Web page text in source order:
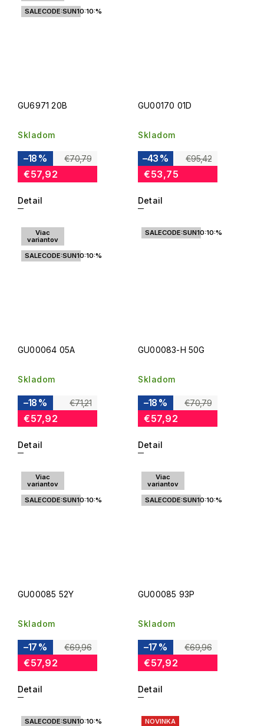
SALECODE:SUN10:10:%
GU6971 20B
Skladom
€70,79
–18 %
€57,92
Detail
GU00170 01D
Skladom
€95,42
–43 %
€53,75
Detail
Viac
variantov
SALECODE:SUN10:10:%
GU00064 05A
Skladom
€71,21
–18 %
€57,92
Detail
SALECODE:SUN10:10:%
GU00083-H 50G
Skladom
€70,79
–18 %
€57,92
Detail
Viac
variantov
SALECODE:SUN10:10:%
GU00085 52Y
Skladom
€69,96
–17 %
€57,92
Detail
Viac
variantov
SALECODE:SUN10:10:%
GU00085 93P
Skladom
€69,96
–17 %
€57,92
Detail
SALECODE:SUN10:10:%
NOVINKA